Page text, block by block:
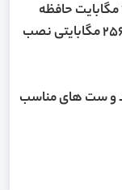
مدل korg pa3x هم در حالت استاندارد 128 مگابایت حافظه
دارد ولی تعمیرکاران بر روی دستگاه حافظه 256 مگابایتی نصب
و ست های مناسب